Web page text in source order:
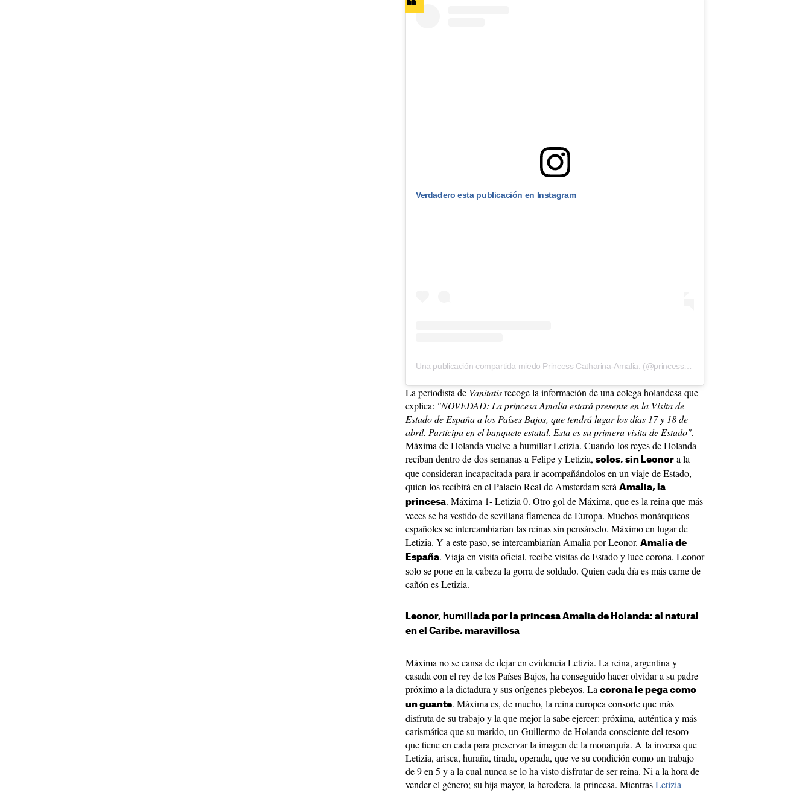
Verdadero esta publicación en Instagram
La periodista de Vanitatisrecoge la información de una colega holandesa que
explica: "NOVEDAD: La princesa Amalia estará presente en la Visita de
Estado de España a los Países Bajos, que tendrá lugar los días 17 y 18 de
abril. Participa en el banquete estatal. Esta es su primera visita de Estado".
Máxima de Holanda vuelve a humillar Letizia. Cuando los reyes de Holanda
reciban dentro de dos semanas a Felipe y Letizia, solos, sin Leonor a la
que consideran incapacitada para ir acompañándolos en un viaje de Estado,
quien los recibirá en el Palacio Real de Amsterdam será Amalia, la
princesa. Máxima 1- Letizia 0. Otro gol de Máxima, que es la reina que más
veces se ha vestido de sevillana flamenca de Europa. Muchos monárquicos
españoles se intercambiarían las reinas sin pensárselo. Máximo en lugar de
Letizia. Y a este paso, se intercambiarían Amalia por Leonor. Amalia de
España. Viaja en visita oficial, recibe visitas de Estado y luce corona. Leonor
solo se pone en la cabeza la gorra de soldado. Quien cada día es más carne de
cañón es Letizia.
Leonor, humillada por la princesa Amalia de Holanda: al natural
en el Caribe, maravillosa
Máxima no se cansa de dejar en evidencia Letizia. La reina, argentina y
casada con el rey de los Países Bajos, ha conseguido hacer olvidar a su padre
próximo a la dictadura y sus orígenes plebeyos. La corona le pega como
un guante. Máxima es, de mucho, la reina europea consorte que más
disfruta de su trabajo y la que mejor la sabe ejercer: próxima, auténtica y más
carismática que su marido, un Guillermo de Holanda consciente del tesoro
que tiene en cada para preservar la imagen de la monarquía. A la inversa que
Letizia, arisca, huraña, tirada, operada, que ve su condición como un trabajo
de 9 en 5 y a la cual nunca se lo ha visto disfrutar de ser reina. Ni a la hora de
vender el género; su hija mayor, la heredera, la princesa. MientrasLetizia